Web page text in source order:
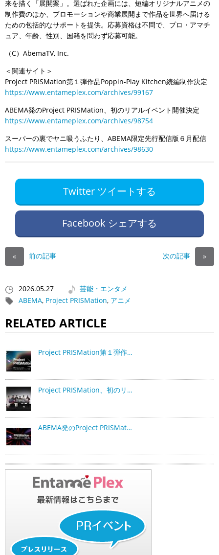
来を描く「展開案」。選ばれた企画には、短編オリジナルアニメの
制作費のほか、プロモーションや商業展開まで作品を世界へ届ける
ための包括的なサポートを提供。応募資格は不問で、プロ・アマチ
ュア、年齢、性別、国籍を問わず応募可能。
（C）AbemaTV, Inc.
＜関連サイト＞
Project PRISMation第１弾作品Poppin-Play Kitchen続編制作決定
https://www.entameplex.com/archives/99167
ABEMA発のProject PRISMation、初のリアルイベント開催決定
https://www.entameplex.com/archives/98754
スーパーの裏でヤニ吸うふたり、ABEMA限定先行配信版６月配信
https://www.entameplex.com/archives/98630
Twitter ツイートする
Facebook シェアする
« 前の記事 次の記事 »
2026.05.27
芸能・エンタメ
ABEMA, Project PRISMation, アニメ
RELATED ARTICLE
Project PRISMation第１弾作…
Project PRISMation、初のリ…
ABEMA発のProject PRISMat…